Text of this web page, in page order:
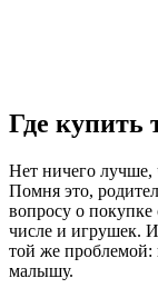
Где купить
Нет ничего лучше,
Помня это,
вопросу о
числе и игрушек.
той же проблемой:
малышу.